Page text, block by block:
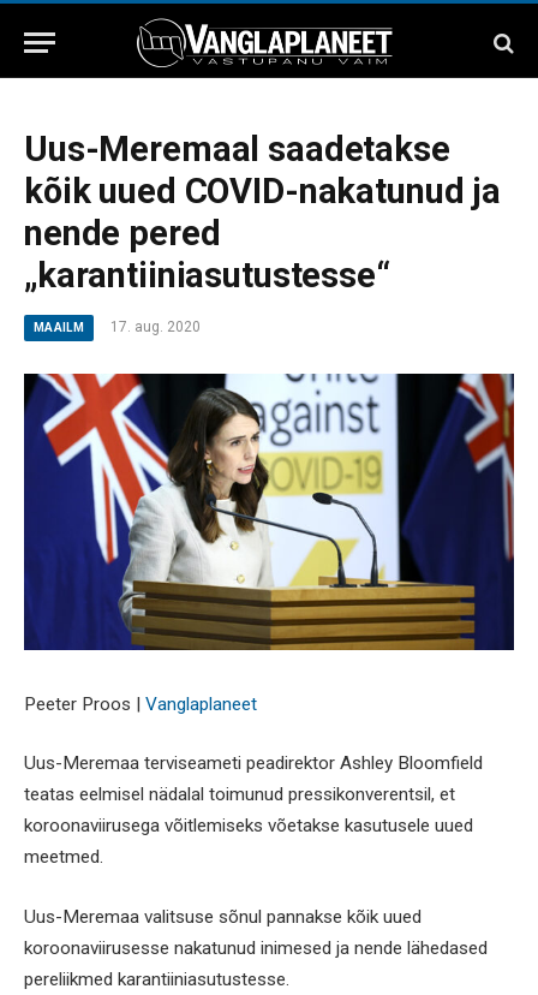
Uus-Meremaal saadetakse
kõik uued COVID-nakatunud ja
nende pered
„karantiiniasutustesse“
MAAILM 17. aug. 2020
Peeter Proos | Vanglaplaneet
Uus-Meremaa terviseameti peadirektor Ashley Bloomfield
teatas eelmisel nädalal toimunud pressikonverentsil, et
koroonaviirusega võitlemiseks võetakse kasutusele uued
meetmed.
Uus-Meremaa valitsuse sõnul pannakse kõik uued
koroonaviirusesse nakatunud inimesed ja nende lähedased
pereliikmed karantiiniasutustesse.